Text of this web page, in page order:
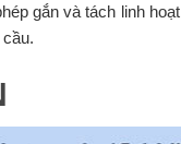
gắn và tách linh